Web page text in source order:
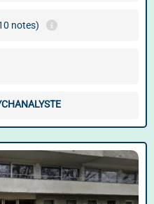
notes)